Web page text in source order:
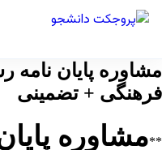
مشاوره پایان نامه
فرهنگی + تضمینی
**مشاوره